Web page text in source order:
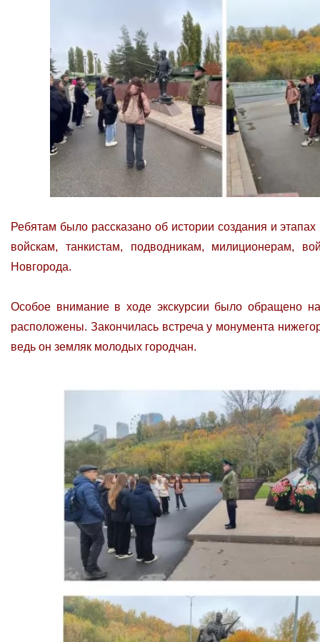
Ребятам было рассказано об истории создания и
войскам, танкистам, подводникам, милиционерам,
Новгорода.
Особое внимание в ходе экскурсии было обращено
расположены. Закончилась встреча у монумента
ведь он земляк молодых городчан.